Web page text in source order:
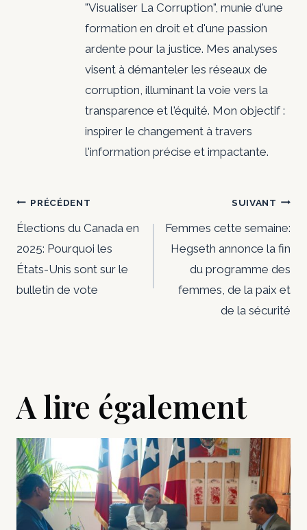
"Visualiser La Corruption", munie d'une
formation en droit et d'une passion
ardente pour la justice. Mes analyses
visent à démanteler les réseaux de
corruption, illuminant la voie vers la
transparence et l'équité. Mon objectif :
inspirer le changement à travers
l'information précise et impactante.
Navigation
de
l’article
PRÉCÉDENT
Élections du Canada en
2025: Pourquoi les
États-Unis sont sur le
bulletin de vote
SUIVANT
Femmes cette semaine:
Hegseth annonce la fin
du programme des
femmes, de la paix et
de la sécurité
A lire également